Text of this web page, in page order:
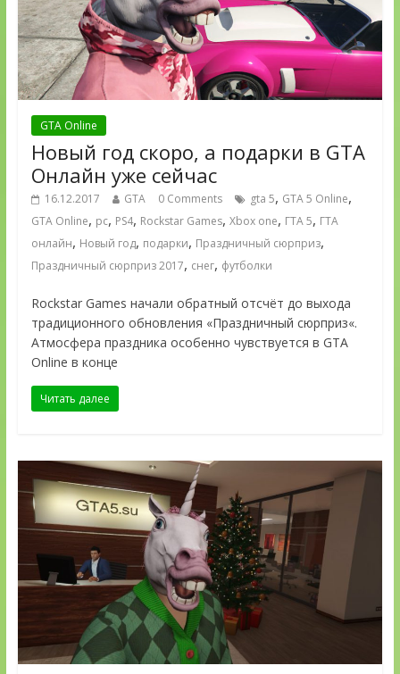
GTA Online
Новый год скоро, а подарки в GTA
Онлайн уже сейчас
16.12.2017 GTA 0 Comments gta 5, GTA 5 Online,
GTA Online, pc, PS4, Rockstar Games, Xbox one, ГТА 5, ГТА
онлайн, Новый год, подарки, Праздничный сюрприз,
Праздничный сюрприз 2017, снег, футболки
Rockstar Games начали обратный отсчёт до выхода
традиционного обновления «Праздничный сюрприз«.
Атмосфера праздника особенно чувствуется в GTA
Online в конце
Читать далее